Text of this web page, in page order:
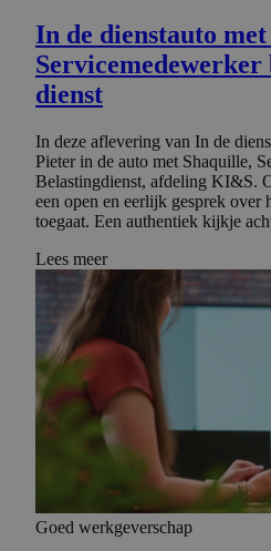
In de dienstauto
dienst
In deze aflevering van In de
Pieter in de auto met Shaquille,
Belastingdienst, afdeling KI&S.
een open en eerlijk gesprek over
toegaat. Een authentiek kijkje
Lees meer
Goed werkgeverschap